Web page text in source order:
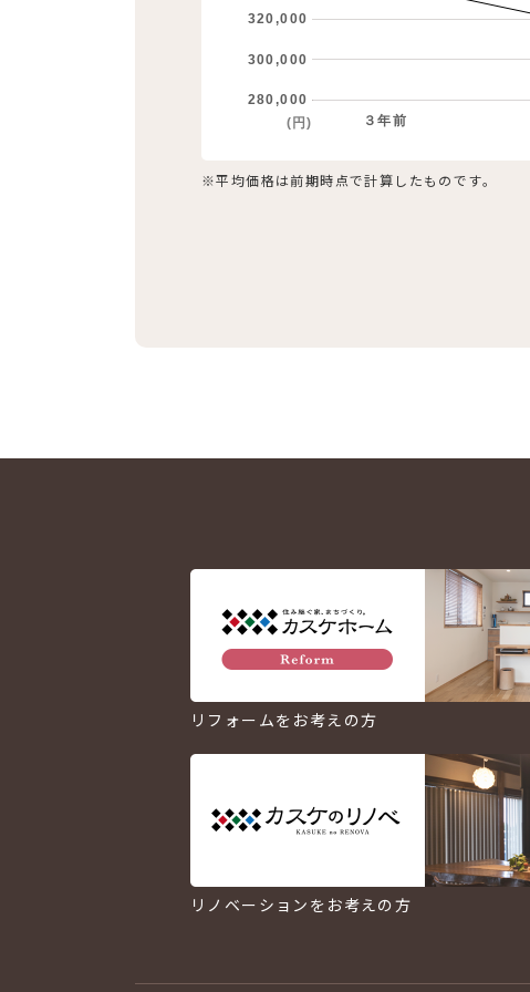
３年前
280,000
300,000
320,000
(円)
※平均価格は前期時点で計算したものです。
リフォームをお考えの方
リノベーションをお考えの方